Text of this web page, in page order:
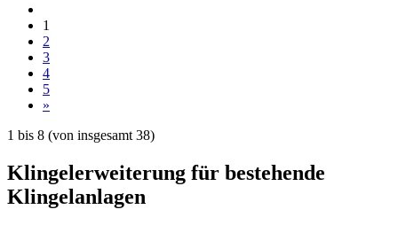
1
2
3
4
5
»
1 bis 8 (von insgesamt 38)
Klingelerweiterung für bestehende
Klingelanlagen